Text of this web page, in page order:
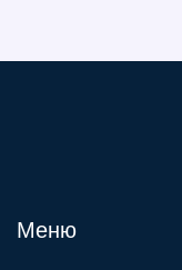
Меню